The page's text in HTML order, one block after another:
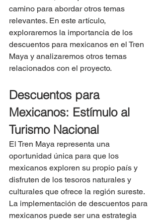
camino para abordar otros temas
relevantes. En este artículo,
exploraremos la importancia de los
descuentos para mexicanos en el Tren
Maya y analizaremos otros temas
relacionados con el proyecto.
Descuentos para
Mexicanos: Estímulo al
Turismo Nacional
El Tren Maya representa una
oportunidad única para que los
mexicanos exploren su propio país y
disfruten de los tesoros naturales y
culturales que ofrece la región sureste.
La implementación de descuentos para
mexicanos puede ser una estrategia